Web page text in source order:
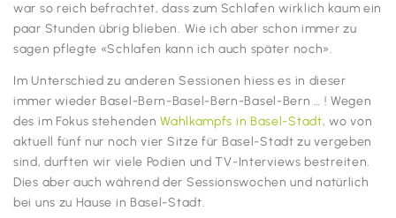
war so reich befrachtet, dass zum Schlafen wirklich kaum ein
paar Stunden übrig blieben. Wie ich aber schon immer zu
sagen pflegte «Schlafen kann ich auch später noch».
Im Unterschied zu anderen Sessionen hiess es in dieser
immer wieder Basel-Bern-Basel-Bern-Basel-Bern … ! Wegen
des im Fokus stehendenWahlkampfs in Basel-Stadt, wo von
aktuell fünf nur noch vier Sitze für Basel-Stadt zu vergeben
sind, durften wir viele Podien und TV-Interviews bestreiten.
Dies aber auch während der Sessionswochen und natürlich
bei uns zu Hause in Basel-Stadt.